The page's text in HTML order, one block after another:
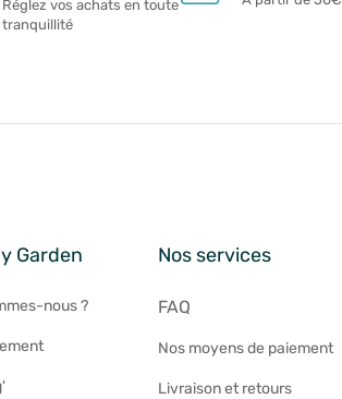
Réglez vos achats en toute
tranquillité
Garden
nous ?
Nos services
FAQ
Nos moyens de paiement
Livraison et retours